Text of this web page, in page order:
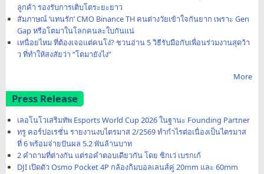
ลูกค้า รองรับการเติบโตระยะยาว
สัมภาษณ์ ‘แทนรัก’ CMO Binance TH คนต่างวัยเข้าใจกันยาก เพราะ Gen
Gap หรือโตมาในโลกคนละใบกันแน่
เหนื่อยไหม ที่ต้องเจอแต่คนโง่? ชวนอ่าน 5 วิธีรับมือกับเพื่อนร่วมงานสุดว้า
ว ที่ทำให้สงสัยว่า “โตมายังไง”
More
Press Release
เลอโนโวเสริมทัพ Esports World Cup 2026 ในฐานะ Founding Partner
ทรู คอร์ปอเรชั่น รายงานงบไตรมาส 2/2569 ทำกำไรต่อเนื่องเป็นไตรมาส
ที่ 6 พร้อมจ่ายปันผล 5.2 พันล้านบาท
2 คำถามที่ต่างกัน แต่รอคำตอบเดียวกัน โดย ซิกเว่ เบรกเก้
DJI เปิดตัว Osmo Pocket 4P กล้องกิมบอลเลนส์คู่ 20mm และ 60mm